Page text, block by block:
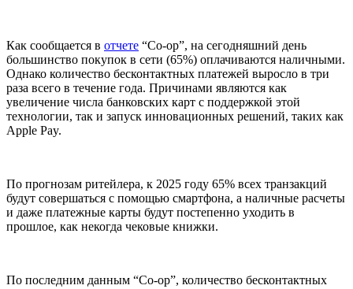
Как сообщается в отчете “Co-op”, на сегодняшний день
большинство покупок в сети (65%) оплачиваются наличными.
Однако количество бесконтактных платежей выросло в три
раза всего в течение года. Причинами являются как
увеличение числа банковских карт с поддержкой этой
технологии, так и запуск инновационных решений, таких как
Apple Pay.
По прогнозам ритейлера, к 2025 году 65% всех транзакций
будут совершаться с помощью смартфона, а наличные расчеты
и даже платежные карты будут постепенно уходить в
прошлое, как некогда чековые книжки.
По последним данным “Co-op”, количество бесконтактных